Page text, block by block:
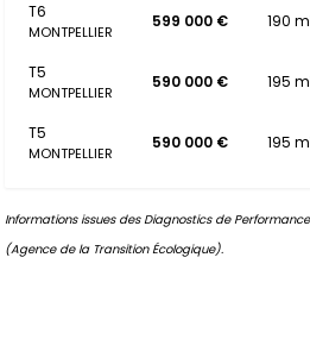
T6
MONTPELLIER
599 000 € 190
T5
MONTPELLIER
590 000 € 195
T5
MONTPELLIER
590 000 € 195
Informations issues des Diagnostics de
(Agence de la Transition Écologique).